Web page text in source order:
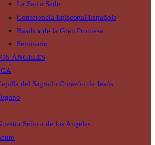
La Santa Sede
Conferencia Episcopal Española
Basilica de la Gran Promesa
Seminario
ÁNGELES
del Sagrado Corazón de Jesús
Señora de los Angeles